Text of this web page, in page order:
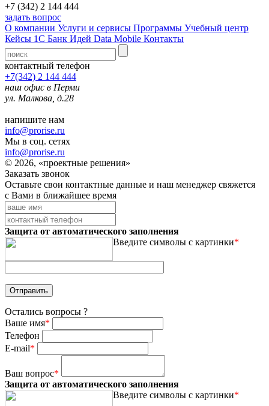
+7 (342) 2 144 444
задать вопрос
О компании Услуги и сервисы Программы Учебный центр
Кейсы 1С Банк Идей Data Mobile Контакты
контактный телефон
+7(342) 2 144 444
наш офис в Перми
ул. Малкова, д.28
напишите нам
info@prorise.ru
Мы в соц. сетях
info@prorise.ru
© 2026, «проектные решения»
Заказать звонок
Оставьте свои контактные данные и наш менеджер свяжется
с Вами в ближайшее время
Защита от автоматического заполнения
Введите символы с картинки*
Остались вопросы ?
Ваше имя*
Телефон
E-mail*
Ваш вопрос*
Защита от автоматического заполнения
Введите символы с картинки*